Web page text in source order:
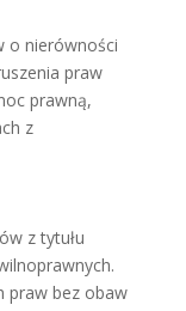
o nierówności
praw
prawną,
z
z tytułu
praw bez obaw